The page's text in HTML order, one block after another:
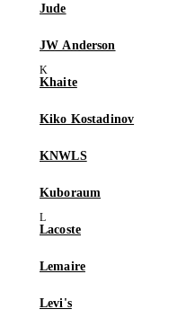
Jude
JW Anderson
Khaite
Kiko Kostadinov
KNWLS
Kuboraum
Lacoste
Lemaire
Levi's